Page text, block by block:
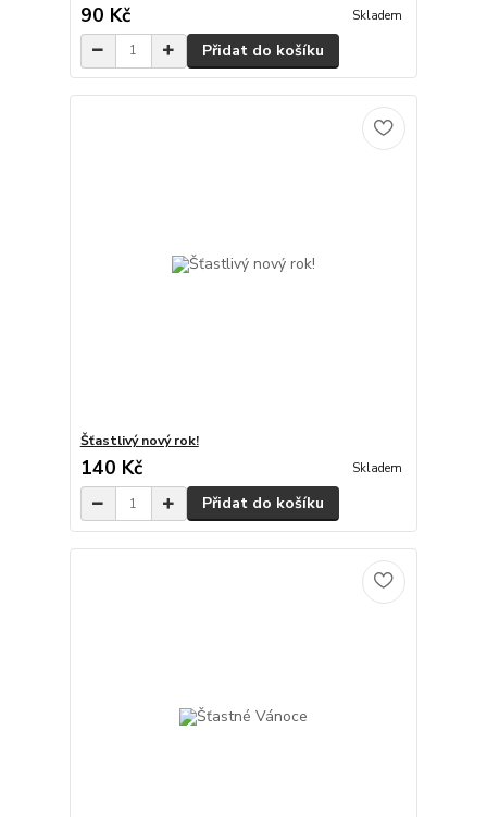
90 Kč Skladem
Přidat do košíku
Šťastlivý nový rok!
140 Kč Skladem
Přidat do košíku